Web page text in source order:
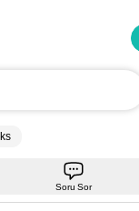
Soru Sor